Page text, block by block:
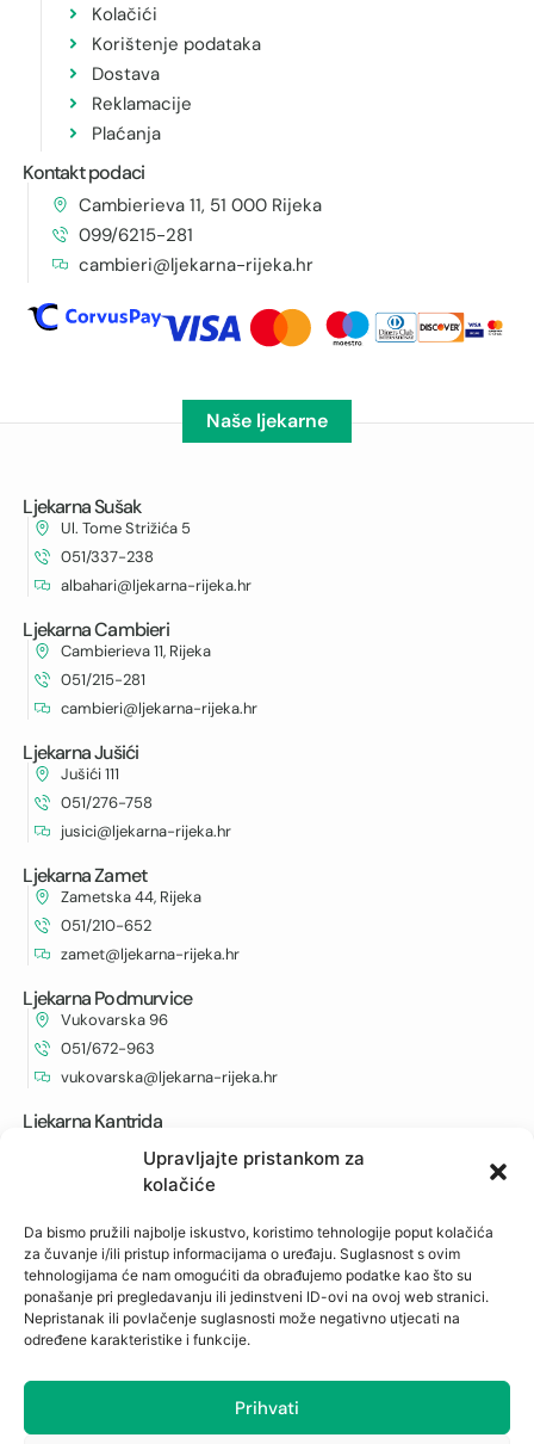
Upravljajte pristankom za
kolačiće
Da bismo pružili najbolje iskustvo, koristimo tehnologije poput kolačića
za čuvanje i/ili pristup informacijama o uređaju. Suglasnost s ovim
tehnologijama će nam omogućiti da obrađujemo podatke kao što su
ponašanje pri pregledavanju ili jedinstveni ID-ovi na ovoj web stranici.
Nepristanak ili povlačenje suglasnosti može negativno utjecati na
određene karakteristike i funkcije.
Prihvati
Kolačići
Korištenje podataka
Dostava
Reklamacije
Plaćanja
Kontakt podaci
Cambierieva 11, 51 000 Rijeka
099/6215-281
cambieri@ljekarna-rijeka.hr
Naše ljekarne
Ljekarna Sušak
Ul. Tome Strižića 5
051/337-238
albahari@ljekarna-rijeka.hr
Ljekarna Cambieri
Cambierieva 11, Rijeka
051/215-281
cambieri@ljekarna-rijeka.hr
Ljekarna Jušići
Jušići 111
051/276-758
jusici@ljekarna-rijeka.hr
Ljekarna Zamet
Zametska 44, Rijeka
051/210-652
zamet@ljekarna-rijeka.hr
Ljekarna Podmurvice
Vukovarska 96
051/672-963
vukovarska@ljekarna-rijeka.hr
Ljekarna Kantrida
051/262-594
Newsletter
Prijavite se na naš newsletter i budite u toku s
najnovijim obavijestima i ostvarite neočekivane